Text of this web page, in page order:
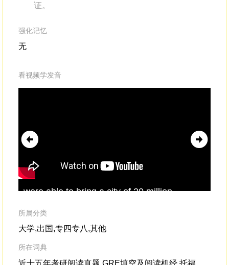
证。
强化记忆
无
看视频学发音
were able to bring a city of 20 million
million people
所属分类
大学,出国,专四专八,其他
所在词典
近十五年考研阅读真题,GRE填空及阅读机经,托福